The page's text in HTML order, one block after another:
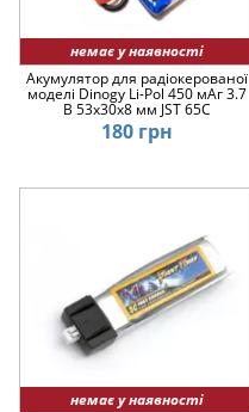
немає у наявності
Акумулятор для радіокерованої
моделі Dinogy Li-Pol 450 мАг 3.7
В 53x30x8 мм JST 65C
180 грн
немає у наявності